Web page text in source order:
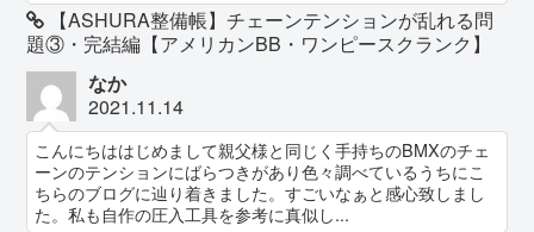
【ASHURA整備帳】チェーンテンションが乱れる問
題③・完結編【アメリカンBB・ワンピースクランク】
なか
2021.11.14
こんにちははじめまして親父様と同じく手持ちのBMXのチェ
ーンのテンションにばらつきがあり色々調べているうちにこ
ちらのブログに辿り着きました。すごいなぁと感心致しまし
た。私も自作の圧入工具を参考に真似し...